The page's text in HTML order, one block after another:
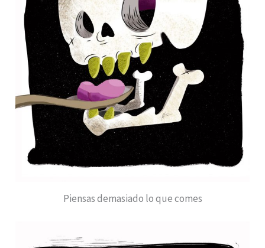
Piensas demasiado lo que comes